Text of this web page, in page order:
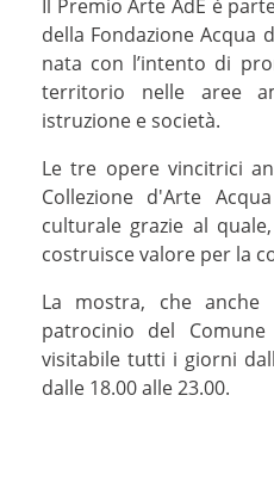
Il Premio Arte AdE è
della Fondazione Acqua
nata con l’intento di
territorio nelle aree
istruzione e società.
Le tre opere vincitrici
Collezione d'Arte
culturale grazie al
costruisce valore per la
La mostra, che
patrocinio del
visitabile tutti i giorni
dalle 18.00 alle 23.00.